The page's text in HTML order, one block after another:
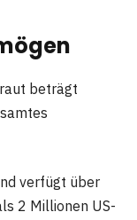
beträgt
verfügt über
2 Millionen US-